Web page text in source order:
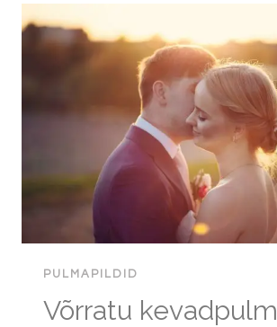
PULMAPILDID
Võrratu kevadpulm